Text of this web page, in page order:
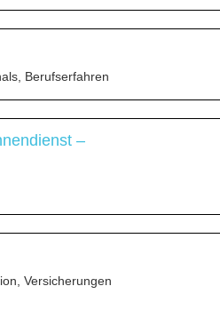
Berufserfahren
–
Versicherungen